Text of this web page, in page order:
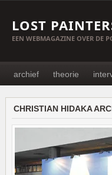
LOST
EEN WEBMAGAZINE OVER DE
archief theorie
CHRISTIAN HIDAKA